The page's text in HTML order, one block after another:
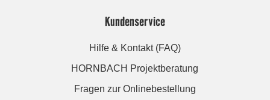
Kundenservice
Hilfe & Kontakt (FAQ)
HORNBACH Projektberatung
Fragen zur Onlinebestellung